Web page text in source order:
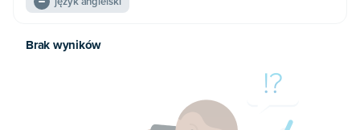
Brak wyników